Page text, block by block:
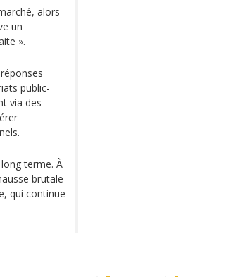
alors
un
».
public-
via des
terme. À
brutale
qui continue